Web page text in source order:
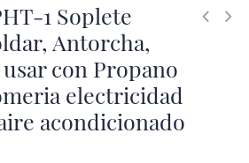
1 Soplete
Antorcha,
con Propano
electricidad
acondicionado